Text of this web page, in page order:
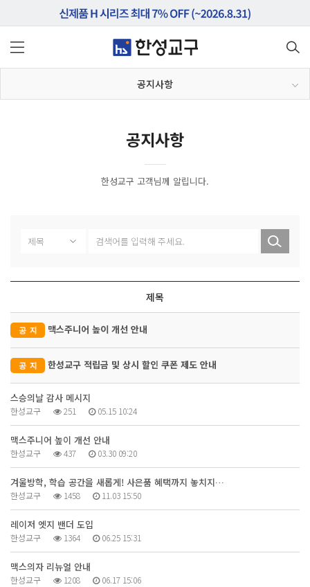
공지사항
공지사항
한성교구 고객님께 알립니다.
제목
맥스주니어 높이 개선 안내
한성교구 적립금 및 상시 할인 쿠폰 제도 안내
스승의날 감사 메시지
한성교구 251 05.15 10:24
맥스주니어 높이 개선 안내
한성교구 437 03.30 09:20
겨울방학, 학습 공간을 새롭게! 사은품 혜택까지 놓치지…
한성교구 1458 11.03 15:50
레이저 엣지 밴더 도입
한성교구 1364 06.25 15:31
맥스의자 리뉴얼 안내
한성교구 1208 06.17 15:06